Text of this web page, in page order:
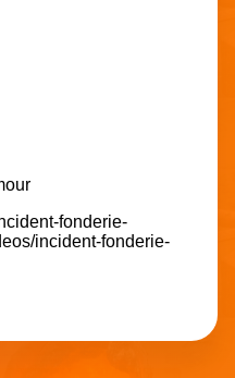
fonderie-
incident-fonderie-